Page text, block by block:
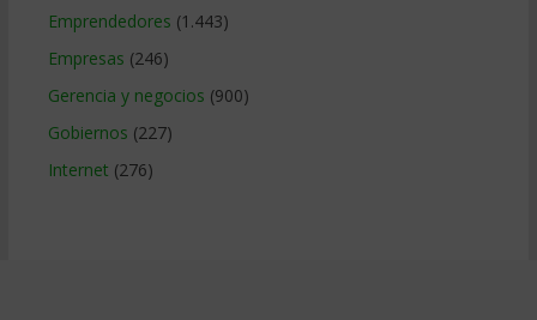
Emprendedores (1.443)
Empresas (246)
Gerencia y negocios (900)
Gobiernos (227)
Internet (276)